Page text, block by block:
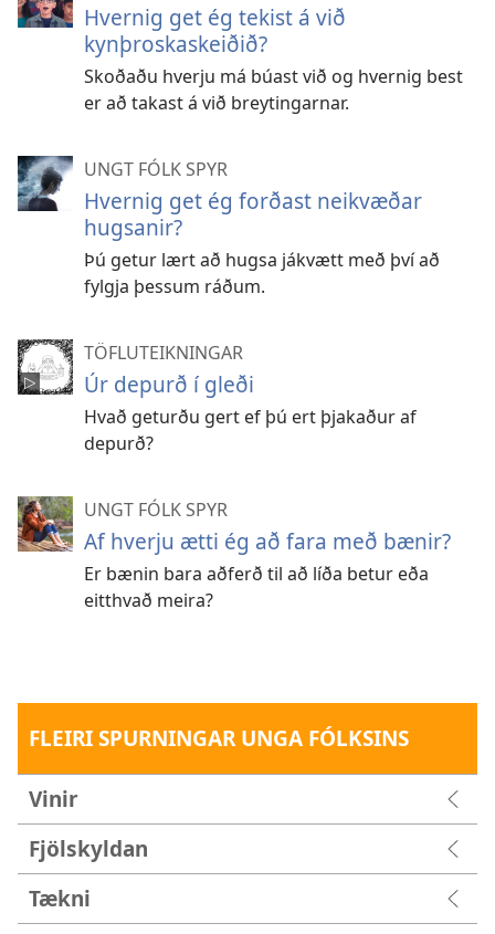
Hvernig get ég tekist á við
kynþroskaskeiðið?
Skoðaðu hverju má búast við og hvernig best
er að takast á við breytingarnar.
UNGT FÓLK SPYR
Hvernig get ég forðast neikvæðar
hugsanir?
Þú getur lært að hugsa jákvætt með því að
fylgja þessum ráðum.
TÖFLUTEIKNINGAR
Úr depurð í gleði
Hvað geturðu gert ef þú ert þjakaður af
depurð?
UNGT FÓLK SPYR
Af hverju ætti ég að fara með bænir?
Er bænin bara aðferð til að líða betur eða
eitthvað meira?
FLEIRI SPURNINGAR UNGA FÓLKSINS
Vinir
Fjölskyldan
Tækni